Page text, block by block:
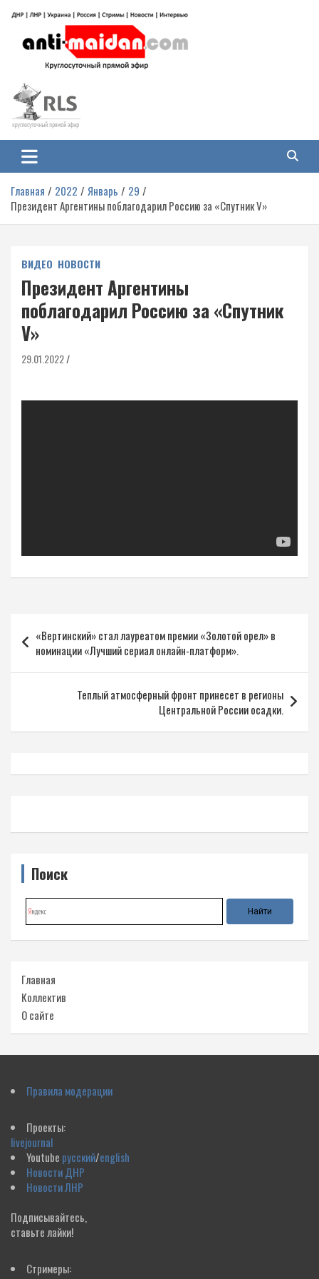
содержимому
Антимайдан: Гражданская война
на Украине
гражданской войне на Украине, включая события в Новороссии, ДНР,
ЛНР и других регионах.
Главная 2022 Январь
29
Президент Аргентины поблагодарил Россию за «Спутник V»
ВИДЕО НОВОСТИ
Президент Аргентины
поблагодарил Россию за «Спутник
V»
29.01.2022
по
записям
«Вертинский» стал лауреатом премии «Золотой орел» в
номинации «Лучший сериал онлайн-платформ».
Теплый атмосферный фронт принесет в регионы
Центральной России осадки.
Поиск
Главная
Коллектив
О сайте
Правила модерации
Проекты:
livejournal
Youtube русский/english
Новости ДНР
Новости ЛНР
Подписывайтесь,
ставьте лайки!
Стримеры: